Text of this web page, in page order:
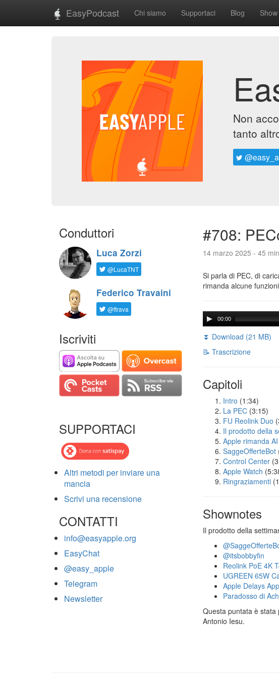
EasyPodcast Chi siamo Supportaci Blog Show
Non
tanto
Conduttori
Luca Zorzi
@LucaTNT
Federico Travaini
@ftrava
Iscriviti
SUPPORTACI
Altri metodi per inviare una
mancia
Scrivi una recensione
CONTATTI
info@easyapple.org
EasyChat
@easy_apple
Telegram
Newsletter
#708:
14 marzo 2025 - 45
Si parla di PEC, di
rimanda alcune
00:00
⏬ Download (21 MB)
📝 Trascrizione
Capitoli
Intro (1:34)
La PEC (3:15)
FU Reolink Duo
Il prodotto della
Apple rimanda
SaggeOfferteBot
Control Center
Apple Watch
Ringraziamenti
Shownotes
Il prodotto della
@itsbobbyfin
Reolink PoE 4K
UGREEN 65W
Apple Delays
Paradosso di
Questa puntata è stata
Antonio Iesu.